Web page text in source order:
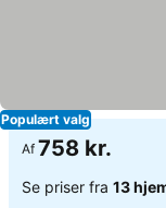
Populært valg
Af 758 kr.
Se priser fra 13